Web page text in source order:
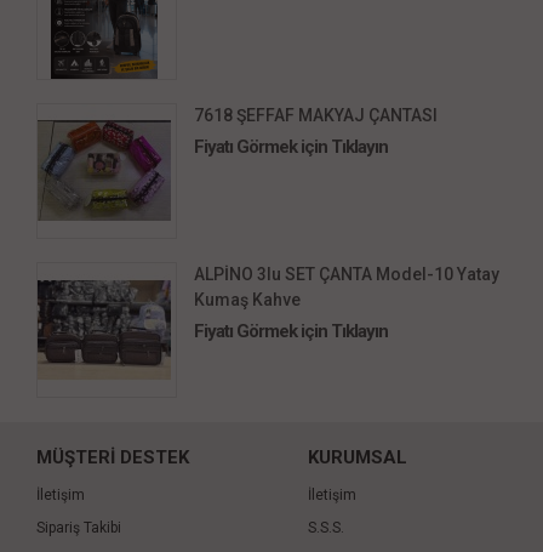
7618 ŞEFFAF MAKYAJ ÇANTASI
Fiyatı Görmek için Tıklayın
ALPİNO 3lu SET ÇANTA Model-10 Yatay
Kumaş Kahve
Fiyatı Görmek için Tıklayın
MÜŞTERİ DESTEK
İletişim
Sipariş Takibi
KURUMSAL
İletişim
S.S.S.